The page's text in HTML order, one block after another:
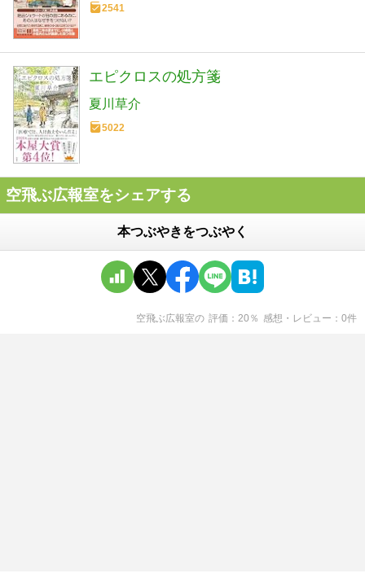
2541
エピクロスの処方箋
夏川草介
5022
空飛ぶ広報室をシェアする
本つぶやきをつぶやく
空飛ぶ広報室の 評価 20 ％ 感想・レビュー 0件